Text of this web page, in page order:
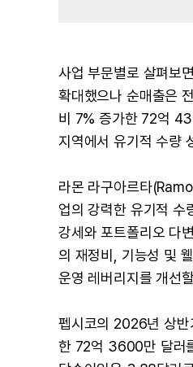
사업 부문별로 살펴보
확대했으나 순매출은
비 7% 증가한 72억
지역에서 유기적 수량
라몬 라구아르타
업의 강력한 유기적 수
강세와 포트폴리오 다
의 재정비, 기능성 및
운영 레버리지를 개선
펩시코의 2026년 상
한 72억 3600만 달러